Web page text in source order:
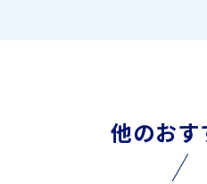
他のおす